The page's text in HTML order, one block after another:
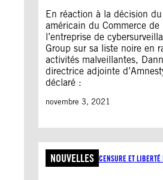
En réaction à la décision
américain du Commerce de
l’entreprise de
Group sur sa liste noire en
activités malveillantes,
directrice adjointe
déclaré :
novembre 3, 2021
NOUVELLES CENSURE ET LIBERTÉ